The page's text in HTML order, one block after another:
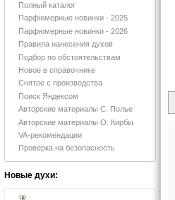
Полный каталог
Парфюмерные новинки - 2025
Парфюмерные новинки - 2026
Правила нанесения духов
Подбор по обстоятельствам
Новое в справочнике
Снятое с производства
Поиск Яндексом
Авторские материалы С. Полье
Авторские материалы О. Кирбы
VA-рекомендации
Проверка на безопасность
Новые духи: